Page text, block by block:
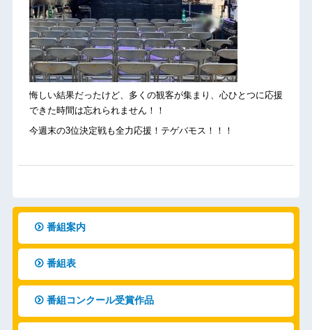
悔しい結果だったけど、多くの観客が集まり、心ひとつに応援
できた時間は忘れられません！！
今週末の3位決定戦も全力応援！テゲバモス！！！
番組案内
番組表
番組コンクール受賞作品